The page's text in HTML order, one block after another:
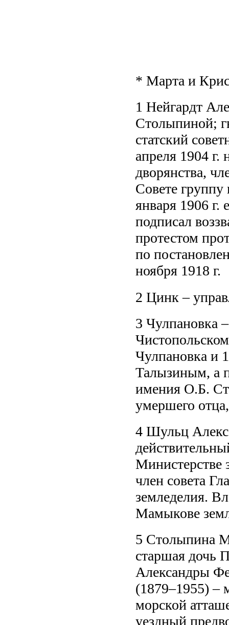
* Марта и
1 Нейгардт
Столыпиной;
статский
апреля 1904 г.
дворянства,
Совете группу
января 1906 г.
подписал
протестом
по
ноября 1918 г.
2 Цинк –
3 Чулпановка
Чулпановка и
Талызиным, а
имения О.Б.
умершего
4 Шульц
Министерстве
член совета
земледелия.
Мамыкове
5 Столыпина
старшая дочь
Александры
(1879–1955) –
морской
уездный